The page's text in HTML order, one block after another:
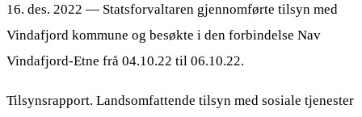
16. des. 2022 — Statsforvaltaren gjennomførte tilsyn med
Vindafjord kommune og besøkte i den forbindelse Nav
Vindafjord-Etne frå 04.10.22 til 06.10.22.
Tilsynsrapport. Landsomfattende tilsyn med sosiale tjenester